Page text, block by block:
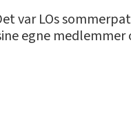
var LOs
egne